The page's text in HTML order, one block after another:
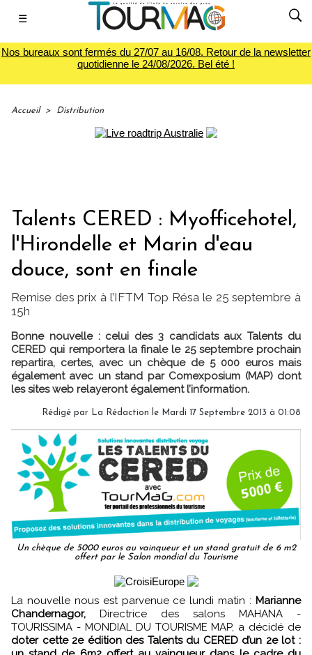
☰
Nos bureaux sont fermés du 27/07 au 16/08. Retour de la newsletter
quotidienne le 24/08/2026. Bel été !
Accueil > Distribution
Talents CERED : Myofficehotel,
l'Hirondelle et Marin d'eau
douce, sont en finale
Remise des prix à l’IFTM Top Résa le 25 septembre à
15h
Bonne nouvelle : celui des 3 candidats aux Talents du
CERED qui remportera la finale le 25 septembre prochain
repartira, certes, avec un chèque de 5 000 euros mais
également avec un stand par Comexposium (MAP) dont
les sites web relayeront également l’information.
Rédigé par La Rédaction le Mardi 17 Septembre 2013 à 01:08
Un chèque de 5000 euros au vainqueur et un stand gratuit de 6 m2
offert par le Salon mondial du Tourisme
La nouvelle nous est parvenue ce lundi matin : Marianne
Chandernagor, Directrice des salons MAHANA -
TOURISSIMA - MONDIAL DU TOURISME MAP, a décidé de
doter cette 2e édition des Talents du CERED d’un 2e lot :